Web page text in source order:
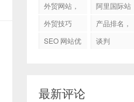
外贸网站，
阿里国际站
外贸技巧
产品排名，
SEO 网站优
谈判
最新评论